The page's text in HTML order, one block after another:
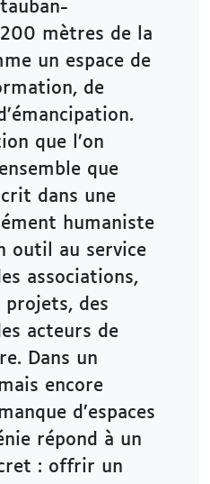
mètres de la
un espace de
de
que l’on
que
dans une
humaniste
outil au service
associations,
projets, des
acteurs de
Dans un
encore
d’espaces
répond à un
: offrir un